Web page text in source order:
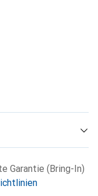
Garantie (Bring-In)